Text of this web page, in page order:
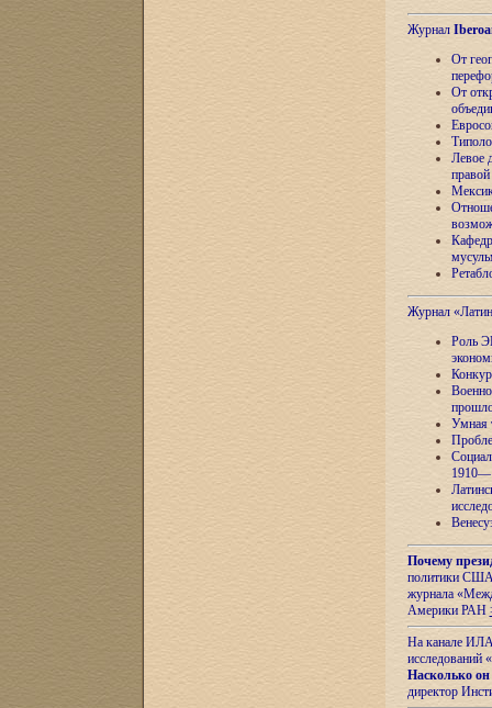
Журнал
От
От
Левое
Журнал
Роль
Умная
Почему
политики США
журнала
Америки РАН
На канале ИЛА
исследований «
Насколько он
директор